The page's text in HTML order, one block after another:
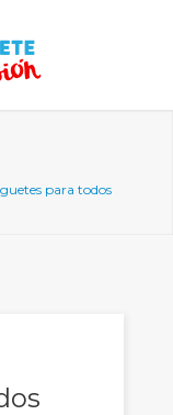
para todos